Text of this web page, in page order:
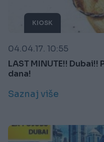
KIOSK
04.04.17. 10:55
LAST MINUTE!!
dana!
Saznaj više